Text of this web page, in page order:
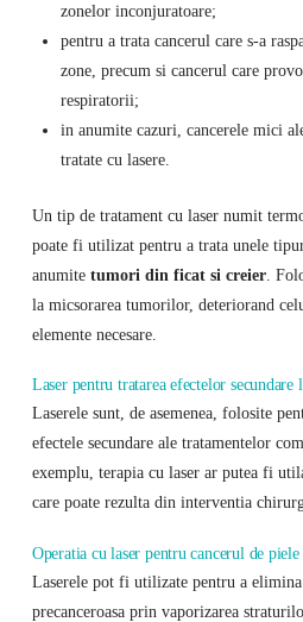
zonelor inconjuratoare;
pentru a trata cancerul care s-a
zone, precum si cancerul care
respiratorii;
in anumite cazuri, cancerele mici
tratate cu lasere.
Un tip de tratament cu laser numit
poate fi utilizat pentru a trata unele
anumitetumori din ficat si creier.
la micsorarea tumorilor, deteriorand
elemente necesare.
Laser pentru tratarea efectelor secundare
Laserele sunt, de asemenea, folosite
efectele secundare ale tratamentelor
exemplu, terapia cu laser ar putea fi
care poate rezulta din interventia
Operatia cu laser pentru cancerul de piele
Laserele pot fi utilizate pentru a elimina
precanceroasa prin vaporizarea